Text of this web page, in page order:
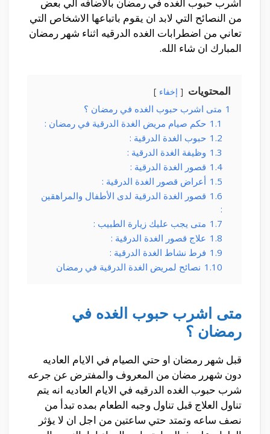
من النصائح التي لابد ان يقوم باتباعها الاشخاص التي
تعاني من اضطرابات الغده الدرقيه اثناء شهر رمضان
المبارك ان شاء الله.
المحتويات إخفاء
1 متى اشرب حبوب الغده في رمضان ؟
1.1 حكم صيام مريض الغدة الدرقية في رمضان :
1.2 حبوب الغدة الدرقية :
1.3 وظيفة الغدة الدرقية :
1.4 قصور الغدة الدرقية :
1.5 أعراض قصور الغدة الدرقية :
1.6 قصور الغدة الدرقية لدى الأطفال والمراهقين
:
1.7 متى يجب عليك زيارة الطبيب :
1.8 علاج قصور الغدة الدرقية :
1.9 فرط نشاط الغدة الدرقية :
1.10 نصائح لمريض الغدة الدرقية في رمضان
متى اشرب حبوب الغده في
رمضان ؟
قبل شهر رمضان او حتي الصيام في الايام العاديه
دون شهرر مضان من المعروف والمفترض عن جرعه
شرب حبوب الغده الدرقيه في الايام العاديه انه يتم
تناول العلاج قبل تناول وجبه الطعام بمده تبدأ من
نصف ساعه وتمتد حتي ساعتين من اجل ان لا يؤثر